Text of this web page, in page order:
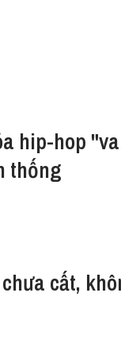
hip-hop
thống
cất,